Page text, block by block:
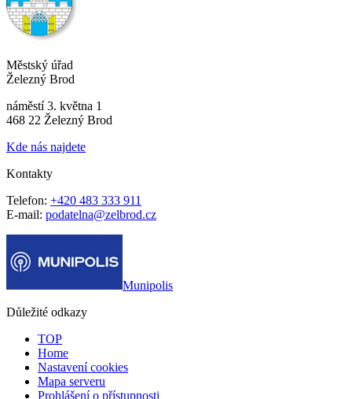
Městský úřad
Železný Brod
náměstí 3. května 1
468 22 Železný Brod
Kde nás najdete
Kontakty
Telefon: +420 483 333 911
E-mail: podatelna@zelbrod.cz
Munipolis
Důležité odkazy
TOP
Home
Nastavení cookies
Mapa serveru
Prohlášení o přístupnosti